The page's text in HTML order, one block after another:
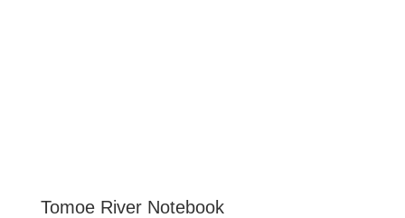
Tomoe River Notebook